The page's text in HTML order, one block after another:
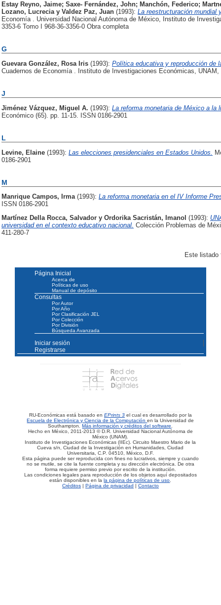
Estay Reyno, Jaime; Saxe- Fernández, John; Manchón, Federico;
Lozano, Lucreciay Valdez Paz, Juan (1993): La reestructuración mundial
Economía . Universidad Nacional Autónoma de México, Instituto de
3353-6 Tomo I 968-36-3356-0 Obra completa
G
Guevara González, Rosa Iris (1993): Política educativa y reproducción de
Cuadernos de Economía . Instituto de Investigaciones Económicas,
J
Jiménez Vázquez, Miguel A. (1993): La reforma monetaria de México a la
Económico (65). pp. 11-15. ISSN 0186-2901
L
Levine, Elaine (1993): Las elecciones presidenciales en Estados Unidos.
0186-2901
M
Manrique Campos, Irma (1993): La reforma monetaria en el IV Informe
ISSN 0186-2901
Martínez Della Rocca, Salvador y Ordorika Sacristán, Imanol (1993):
universidad en el contexto educativo nacional. Colección Problemas de
411-280-7
Este
Página Inicial
Acerca de
Políticas de uso
Manual de depósito
Consultas
Por Autor
Por Año
Por Clasificación JEL
Por Colección
Por División
Búsqueda Avanzada
Iniciar sesión
Registrarse
RU-Económicas está basado en EPrints 3 el cual es desarrollado por la
Escuela de Electrónica y Ciencia de la Computaciónen la Universidad de
Southampton.Más información y créditos del software.
Hecho en México, 2011-2013 © D.R. Universidad Nacional Autónoma de
México (UNAM).
Instituto de Investigaciones Económicas (IIEc). Circuito Maestro Mario de la
Cueva s/n, Ciudad de la Investigación en Humanidades, Ciudad
Universitaria, C.P. 04510, México, D.F.
Esta página puede ser reproducida con fines no lucrativos, siempre y cuando
no se mutile, se cite la fuente completa y su dirección electrónica. De otra
forma requiere permiso previo por escrito de la institución.
Las condiciones legales para reproducción de los objetos aquí depositados
están disponibles en lala página de políticas de uso.
Créditos| Página de privacidad | Contacto